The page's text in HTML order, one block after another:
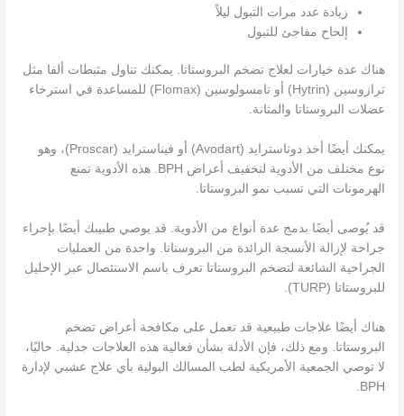
زيادة عدد مرات التبول ليلاً
إلحاح مفاجئ للتبول
هناك عدة خيارات لعلاج تضخم البروستاتا. يمكنك تناول مثبطات ألفا مثل
ترازوسين (Hytrin) أو تامسولوسين (Flomax) للمساعدة في استرخاء
عضلات البروستاتا والمثانة.
يمكنك أيضًا أخذ دوتاسترايد (Avodart) أو فيناسترايد (Proscar)، وهو
نوع مختلف من الأدوية لتخفيف أعراض BPH. هذه الأدوية تمنع
الهرمونات التي تسبب نمو البروستاتا.
قد يُوصى أيضًا بدمج عدة أنواع من الأدوية. قد يوصي طبيبك أيضًا بإجراء
جراحة لإزالة الأنسجة الزائدة من البروستاتا. واحدة من العمليات
الجراحية الشائعة لتضخم البروستاتا تعرف باسم الاستئصال عبر الإحليل
للبروستاتا (TURP).
هناك أيضًا علاجات طبيعية قد تعمل على مكافحة أعراض تضخم
البروستاتا. ومع ذلك، فإن الأدلة بشأن فعالية هذه العلاجات جدلية. حاليًا،
لا توصي الجمعية الأمريكية لطب المسالك البولية بأي علاج عشبي لإدارة
BPH.